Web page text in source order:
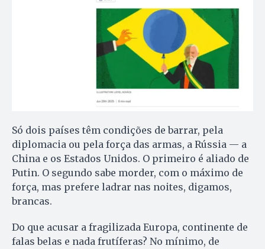
Só dois países têm condições de barrar, pela
diplomacia ou pela força das armas, a Rússia — a
China e os Estados Unidos. O primeiro é aliado de
Putin. O segundo sabe morder, com o máximo de
força, mas prefere ladrar nas noites, digamos,
brancas.
Do que acusar a fragilizada Europa, continente de
falas belas e nada frutíferas? No mínimo, de